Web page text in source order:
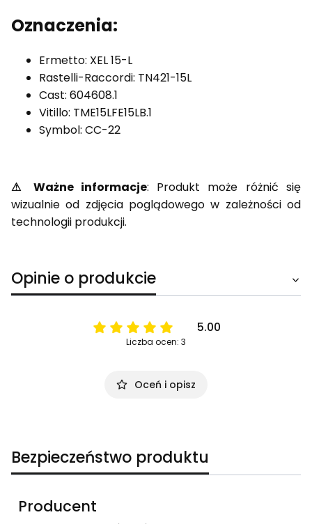
Oznaczenia:
Ermetto: XEL 15-L
Rastelli-Raccordi: TN421-15L
Cast: 604608.1
Vitillo: TME15LFE15LB.1
Symbol: CC-22
⚠ Ważne informacje: Produkt może różnić się
wizualnie od zdjęcia poglądowego w zależności od
technologii produkcji.
Opinie o produkcie
5.00
Liczba ocen: 3
Oceń i opisz
Bezpieczeństwo produktu
Producent